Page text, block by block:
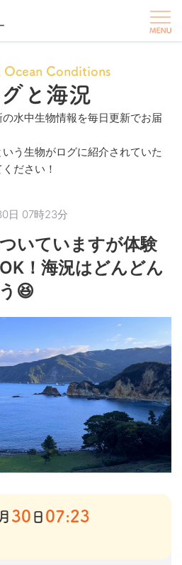
Ocean Conditions
と海況
水中生物情報を毎日更新でお届
いう生物がログに紹介されていた
ださい！
日 07時23分
いていますが体験
！海況はどんどん
😆
月 30 日 07:23